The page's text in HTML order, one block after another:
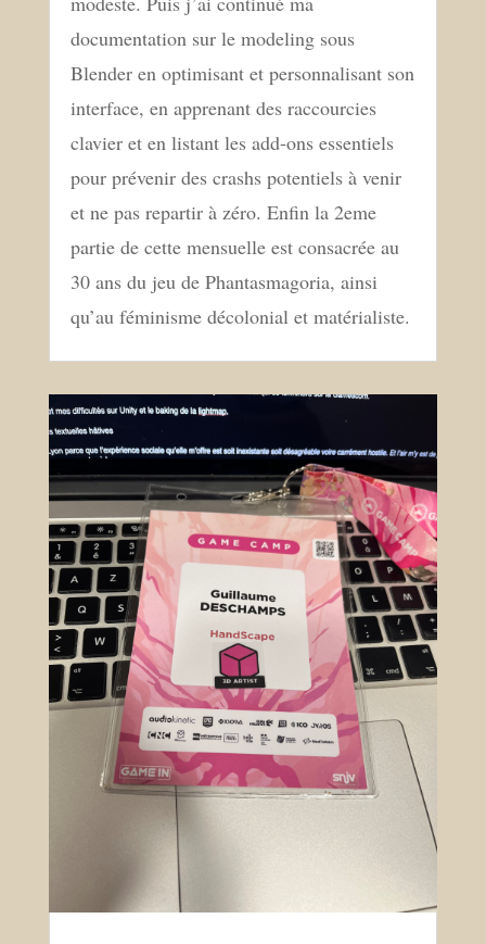
documentation sur le modeling sous
Blender en optimisant et personnalisant son
interface, en apprenant des raccourcies
clavier et en listant les add-ons essentiels
pour prévenir des crashs potentiels à venir
et ne pas repartir à zéro. Enfin la 2eme
partie de cette mensuelle est consacrée au
30 ans du jeu de Phantasmagoria, ainsi
qu’au féminisme décolonial et matérialiste.